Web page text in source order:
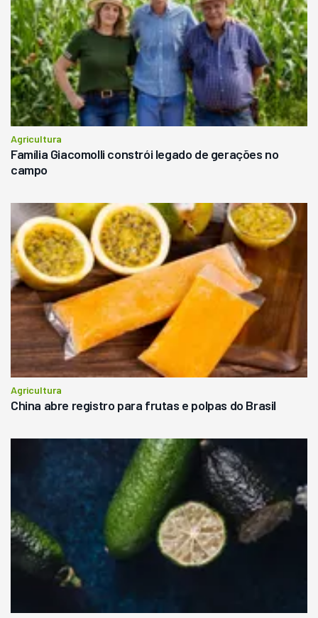
Agricultura
Família Giacomolli constrói legado de gerações no
campo
Agricultura
China abre registro para frutas e polpas do Brasil